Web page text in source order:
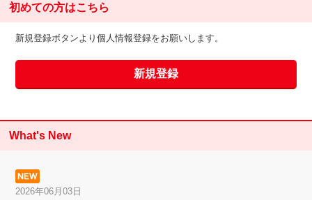
初めての方はこちら
新規登録ボタンより個人情報登録をお願いします。
What's New
2026年06月03日